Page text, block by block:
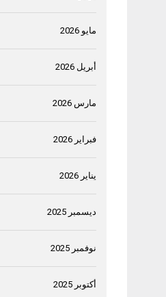
مايو 2026
أبريل 2026
مارس 2026
فبراير 2026
يناير 2026
ديسمبر 2025
نوفمبر 2025
أكتوبر 2025